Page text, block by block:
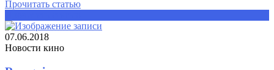
Прочитать статью
07.06.2018
Новости кино